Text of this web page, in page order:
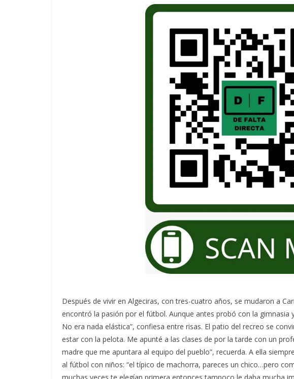
Después de vivir en Algeciras, con tres-cuatro años, se mudaron a
encontró la pasión por el fútbol. Aunque antes probó con la gimnasia
No era nada elástica”, confiesa entre risas. El patio del recreo se
estar con la pelota. Me apunté a las clases de por la tarde con un
madre que me apuntara al equipo del pueblo”, recuerda. A ella
al fútbol con niños: “el típico de machorra, pareces un chico…pero